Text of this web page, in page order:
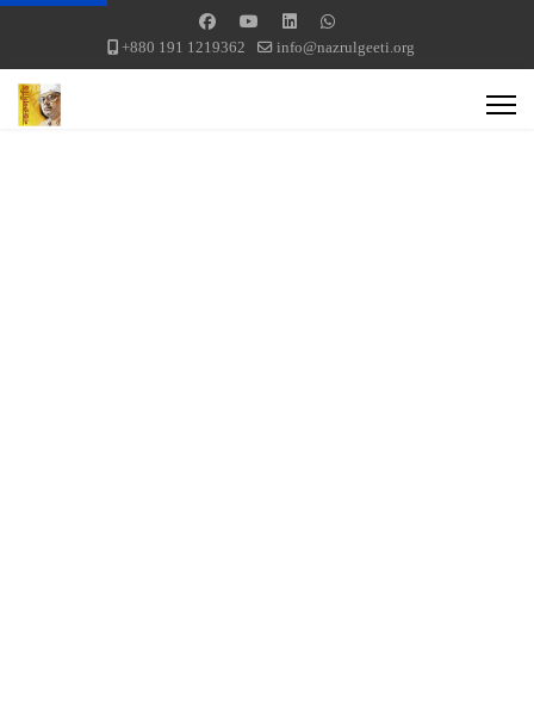
+880 191 1219362 info@nazrulgeeti.org